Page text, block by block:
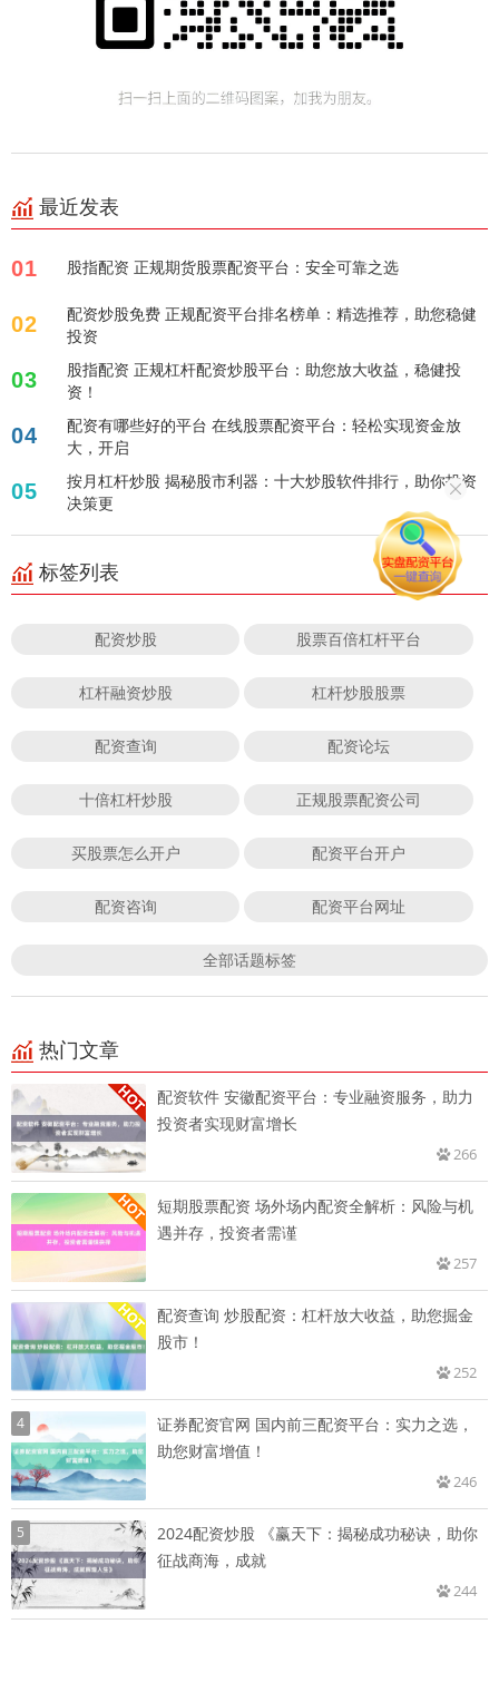
最近发表
01 股指配资 正规期货股票配资平台：安全可靠之选
02
配资炒股免费 正规配资平台排名榜单：精选推荐，助您稳健
投资
03
股指配资 正规杠杆配资炒股平台：助您放大收益，稳健投
资！
04
配资有哪些好的平台 在线股票配资平台：轻松实现资金放
大，开启
05
按月杠杆炒股 揭秘股市利器：十大炒股软件排行，助你投资
决策更
标签列表
配资炒股 股票百倍杠杆平台
杠杆融资炒股 杠杆炒股股票
配资查询 配资论坛
十倍杠杆炒股 正规股票配资公司
买股票怎么开户 配资平台开户
配资咨询 配资平台网址
全部话题标签
热门文章
配资软件 安徽配资平台：专业融资服务，助力
投资者实现财富增长
266
短期股票配资 场外场内配资全解析：风险与机
遇并存，投资者需谨
257
配资查询 炒股配资：杠杆放大收益，助您掘金
股市！
252
4
证券配资官网 国内前三配资平台：实力之选，
助您财富增值！
246
5
2024配资炒股 《赢天下：揭秘成功秘诀，助你
征战商海，成就
244